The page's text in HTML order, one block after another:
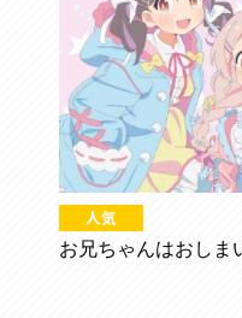
お兄ちゃんはおしま